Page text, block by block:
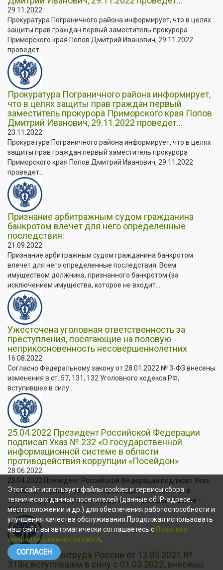
29.11.2022
Прокуратура Пограничного района информирует, что в целях
защиты прав граждан первый заместитель прокурора
Приморского края Попов Дмитрий Иванович, 29.11.2022
проведет...
Прокуратура Пограничного района информирует,
что в целях защиты прав граждан первый
заместитель прокурора Приморского края Попов
Дмитрий Иванович, 29.11.2022 проведет...
23.11.2022
Прокуратура Пограничного района информирует, что в целях
защиты прав граждан первый заместитель прокурора
Приморского края Попов Дмитрий Иванович, 29.11.2022
проведет...
Признание арбитражным судом гражданина
банкротом влечет для него определенные
последствия:
21.09.2022
Признание арбитражным судом гражданина банкротом
влечет для него определенные последствия: Всем
имуществом должника, признанного банкротом (за
исключением имущества, которое не входит...
Ужесточена уголовная ответственность за
преступления, посягающие на половую
неприкосновенность несовершеннолетних
16.08.2022
Согласно Федеральному закону от 28.01.2022 № 3-ФЗ внесены
изменения в ст. 57, 131, 132 Уголовного кодекса РФ,
вступившее в силу...
25.04.2022 Президент Российской Федерации
подписал Указ № 232 «О государственной
информационной системе в области
противодействия коррупции «Посейдон»
28.06.2022
25.04.2022 Президент Российской Федерации подписал Указ
№ 232 «О государственной информационной системе в
области противодействия коррупции «Посейдон» (далее –
ГИС...
Приказом Минтруда России от 13.05.2021 №
313н, вступившем в силу с 01.03.2022, внесены
Этот сайт использует файлы cookies и сервисы сбора
технических данных посетителей (данные об IP-адресе,
местоположении и др.) для обеспечения работоспособности и
улучшения качества обслуживания.Продолжая использовать
наш сайт, вы автоматически соглашаетесь с Политика
конфиденциальности сайта
СОГЛАСЕН